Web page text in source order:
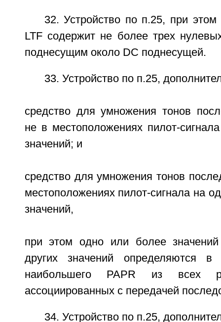
32. Устройство по п.25, при этом
LTF содержит не более трех
поднесущим около DC поднесущей.
33. Устройство по п.25,
средство для умножения тонов
не в местоположениях пилот-
значений; и
средство для умножения тонов
местоположениях пилот-сигнала на
значений,
при этом одно или более
других значений определяются
наибольшего PAPR из всех
ассоциированных с передачей
34. Устройство по п.25,